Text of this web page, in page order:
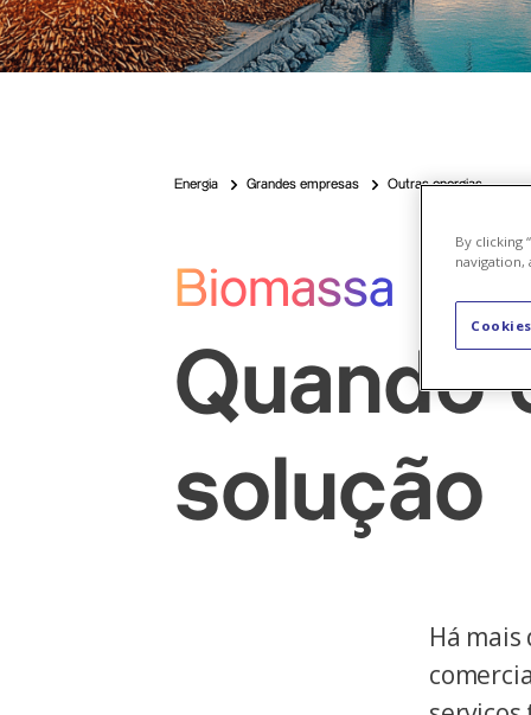
Energia Grandes empresas Outras energias
Biomassa
Quando
solução
Há mais
By clicking
navigation,